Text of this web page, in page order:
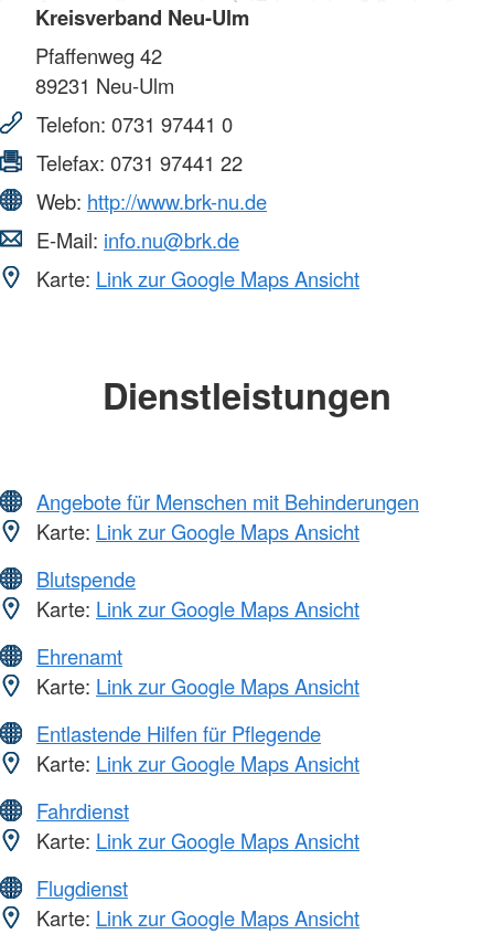
Kreisverband Neu-Ulm
Pfaffenweg 42
89231 Neu-Ulm
Telefon: 0731 97441 0
Telefax: 0731 97441 22
Web: http://www.brk-nu.de
E-Mail: info.nu@brk.de
Karte: Link zur Google Maps Ansicht
Dienstleistungen
Angebote für Menschen mit Behinderungen
Karte: Link zur Google Maps Ansicht
Blutspende
Karte: Link zur Google Maps Ansicht
Ehrenamt
Karte: Link zur Google Maps Ansicht
Entlastende Hilfen für Pflegende
Karte: Link zur Google Maps Ansicht
Fahrdienst
Karte: Link zur Google Maps Ansicht
Flugdienst
Karte: Link zur Google Maps Ansicht